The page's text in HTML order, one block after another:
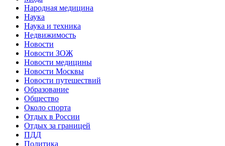
Народная медицина
Наука
Наука и техника
Недвижимость
Новости
Новости ЗОЖ
Новости медицины
Новости Москвы
Новости путешествий
Образование
Общество
Около спорта
Отдых в России
Отдых за границей
ПДД
Политика